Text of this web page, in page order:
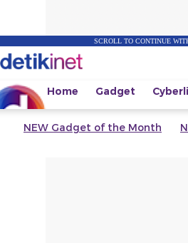
SCROLL TO CONTINUE
Home Gadget
NEW Gadget of the Month